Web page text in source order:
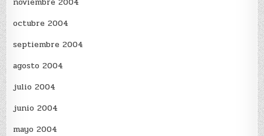
octubre 2004
septiembre 2004
agosto 2004
julio 2004
junio 2004
mayo 2004